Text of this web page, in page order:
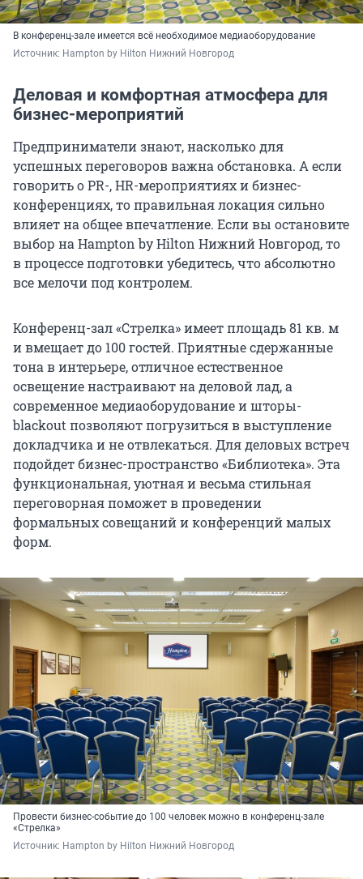
В конференц-зале имеется всё необходимое медиаоборудование
Источник: Hampton by Hilton Нижний Новгород
Деловая и комфортная атмосфера для
бизнес-мероприятий
Предприниматели знают, насколько для
успешных переговоров важна обстановка. А если
говорить о PR-, HR-мероприятиях и бизнес-
конференциях, то правильная локация сильно
влияет на общее впечатление. Если вы остановите
выбор на Hampton by Hilton Нижний Новгород, то
в процессе подготовки убедитесь, что абсолютно
все мелочи под контролем.
Конференц-зал «Стрелка» имеет площадь 81 кв. м
и вмещает до 100 гостей. Приятные сдержанные
тона в интерьере, отличное естественное
освещение настраивают на деловой лад, а
современное медиаоборудование и шторы-
blackout позволяют погрузиться в выступление
докладчика и не отвлекаться. Для деловых встреч
подойдет бизнес-пространство «Библиотека». Эта
функциональная, уютная и весьма стильная
переговорная поможет в проведении
формальных совещаний и конференций малых
форм.
Провести бизнес-событие до 100 человек можно в конференц-зале
«Стрелка»
Источник: Hampton by Hilton Нижний Новгород